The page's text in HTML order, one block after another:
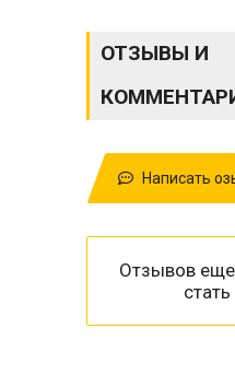
ОТЗЫВЫ И
Написать
Отзывов